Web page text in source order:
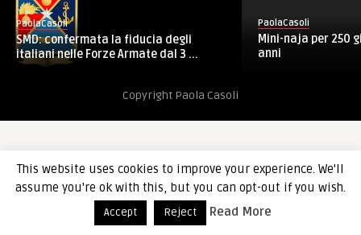
PaolaCasoli
SMD: confermata la fiducia degli
italiani nelle Forze Armate dal 3 ...
PaolaCasoli
Mini-naja per 250
anni
Copyright Paola Casoli
This website uses cookies to improve your experience. We'll
assume you're ok with this, but you can opt-out if you wish.
Accept Reject Read More